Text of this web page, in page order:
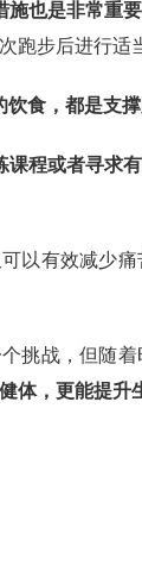
也是非常重要
跑步后进行适
饮食，都是支
课程或者寻求
以有效减少
挑战，但随
体，更能提升